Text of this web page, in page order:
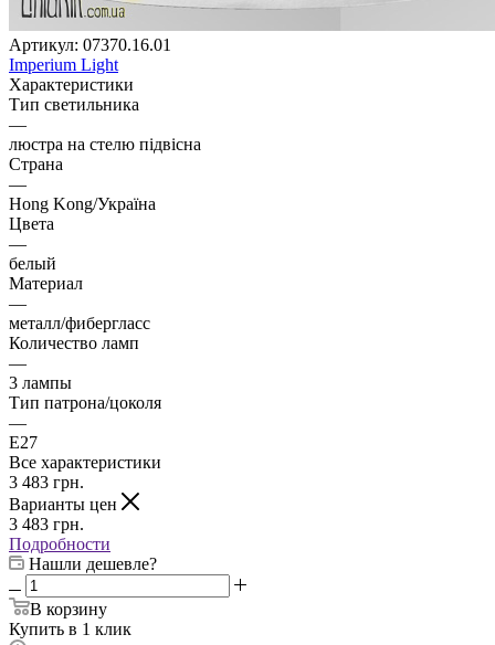
Артикул: 07370.16.01
Imperium Light
Характеристики
Тип светильника
—
люстра на стелю підвісна
Страна
—
Hong Kong/Україна
Цвета
—
белый
Материал
—
металл/фибергласс
Количество ламп
—
3 лампы
Тип патрона/цоколя
—
E27
Все характеристики
3 483 грн.
Варианты цен
3 483 грн.
Подробности
Нашли дешевле?
В корзину
Купить в 1 клик